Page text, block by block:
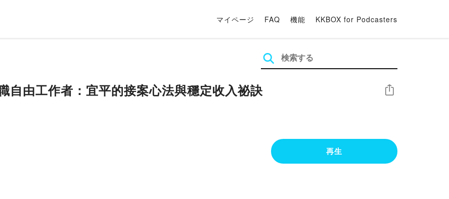
マイページ FAQ 機能 KKBOX for Podcasters
自由工作者：宜平的接案心法與穩定收入祕訣 シェア
再生